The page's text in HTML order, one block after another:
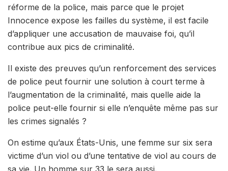
réforme de la police, mais parce que le projet
Innocence expose les failles du système, il est facile
d’appliquer une accusation de mauvaise foi, qu’il
contribue aux pics de criminalité.
Il existe des preuves qu’un renforcement des services
de police peut fournir une solution à court terme à
l’augmentation de la criminalité, mais quelle aide la
police peut-elle fournir si elle n’enquête même pas sur
les crimes signalés ?
On estime qu’aux États-Unis, une femme sur six sera
victime d’un viol ou d’une tentative de viol au cours de